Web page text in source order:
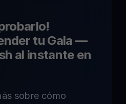
tu Gala —
al instante en
sobre cómo